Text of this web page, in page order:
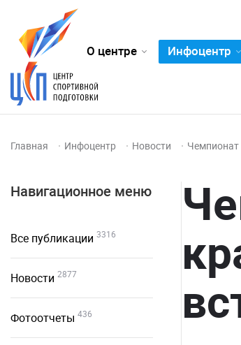
О центре Инфоцентр
Главная Инфоцентр Новости Чемпионат
Навигационное меню
Все публикации 3316
Новости 2877
Фотоотчеты 436